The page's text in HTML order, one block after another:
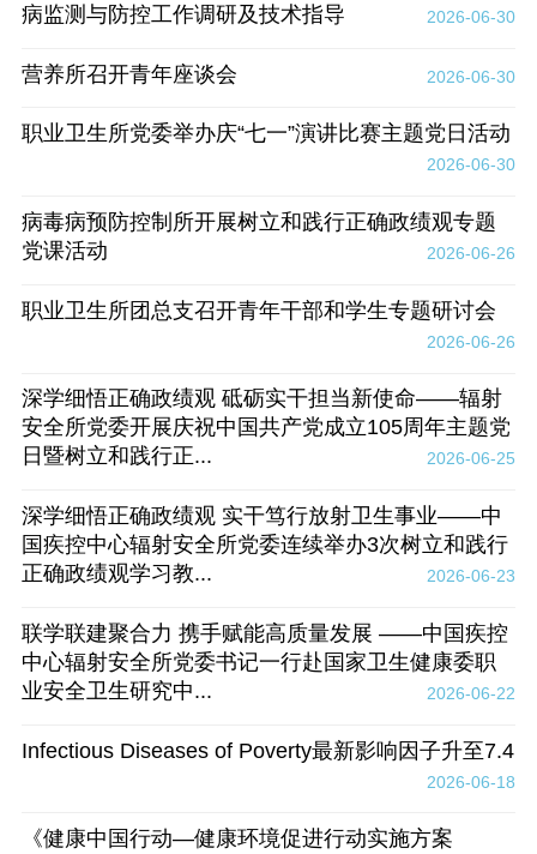
病监测与防控工作调研及技术指导
2026-06-30
营养所召开青年座谈会 2026-06-30
职业卫生所党委举办庆“七一”演讲比赛主题党日活动
2026-06-30
病毒病预防控制所开展树立和践行正确政绩观专题
党课活动
2026-06-26
职业卫生所团总支召开青年干部和学生专题研讨会
2026-06-26
深学细悟正确政绩观 砥砺实干担当新使命——辐射
安全所党委开展庆祝中国共产党成立105周年主题党
日暨树立和践行正...
2026-06-25
深学细悟正确政绩观 实干笃行放射卫生事业——中
国疾控中心辐射安全所党委连续举办3次树立和践行
正确政绩观学习教...
2026-06-23
联学联建聚合力 携手赋能高质量发展 ——中国疾控
中心辐射安全所党委书记一行赴国家卫生健康委职
业安全卫生研究中...
2026-06-22
Infectious Diseases of Poverty最新影响因子升至7.4
2026-06-18
《健康中国行动—健康环境促进行动实施方案